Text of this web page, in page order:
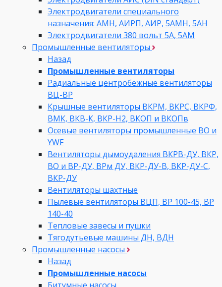
Электродвигатели специального
назначения: АМН, АИРП, АИР, 5АМН, 5АН
Электродвигатели 380 вольт 5А, 5АМ
Промышленные вентиляторы
Назад
Промышленные вентиляторы
Радиальные центробежные вентиляторы
ВЦ-ВР
Крышные вентиляторы ВКРМ, ВКРС, ВКРФ,
ВМК, ВКВ-К, ВКР-Н2, ВКОП и ВКОПв
Осевые вентиляторы промышленные ВО и
YWF
Вентиляторы дымоудаления ВКРВ-ДУ, ВКР,
ВО и ВР-ДУ, ВРм ДУ, ВКР-ДУ-В, ВКР-ДУ-С,
ВКР-ДУ
Вентиляторы шахтные
Пылевые вентиляторы ВЦП, ВР 100-45, ВР
140-40
Тепловые завесы и пушки
Тягодутьевые машины ДН, ВДН
Промышленные насосы
Назад
Промышленные насосы